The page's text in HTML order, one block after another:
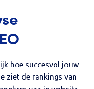
hoe succesvol jouw
ziet de rankings van